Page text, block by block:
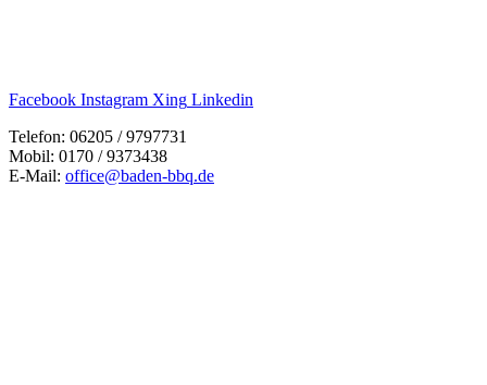
Facebook Instagram Xing Linkedin
Telefon: 06205 / 9797731
Mobil: 0170 / 9373438
E-Mail: office@baden-bbq.de